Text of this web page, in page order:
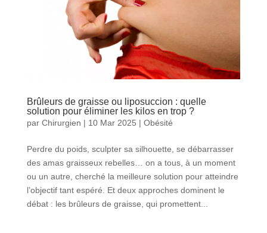
Brûleurs de graisse ou liposuccion : quelle
solution pour éliminer les kilos en trop ?
par Chirurgien | 10 Mar 2025 | Obésité
Perdre du poids, sculpter sa silhouette, se débarrasser
des amas graisseux rebelles… on a tous, à un moment
ou un autre, cherché la meilleure solution pour atteindre
l’objectif tant espéré. Et deux approches dominent le
débat : les brûleurs de graisse, qui promettent...